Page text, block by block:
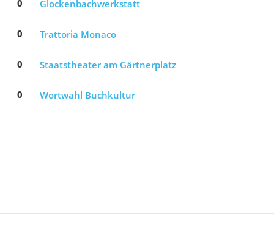
0 Glockenbachwerkstatt
0 Trattoria Monaco
0 Staatstheater am Gärtnerplatz
0 Wortwahl Buchkultur